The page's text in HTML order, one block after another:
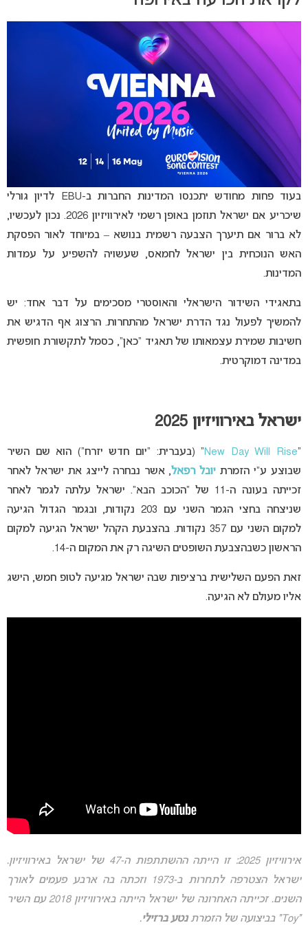
בעוד פחות מחודש יתכנסו המדינות החברות ב-EBU לדיון גורלי
שיכריע אם ישראל תוזמן באופן רשמי לאירוויזיון 2026. נכון לעכשיו,
לא ברור אם תיערך הצבעה רשמית בנושא – במיוחד לאור הפסקת
האש הנוכחית בין ישראל לחמאס, שעשויה להשפיע על עמדות
המדינות.
בתאגידי השידור הישראלי והאוסטרי מסכימים על דבר אחד: יש
להמשיך לפעול נגד הדרת ישראל מהתחרות. הרצוג אף הדגיש את
חשיבות שמירת עצמאותו של תאגיד “כאן”, כסמל לתקשורת חופשית
במדינה דמוקרטית.
ישראל באירוויזיון 2025
“
New Day Will Rise” (בעברית: “יום חדש יזרח”) הוא שם השיר
שבוצע ע”י הזמרת יובל רפאל, אשר נבחרה לייצג את ישראל לאחר
זכייתה בעונה ה-11 של “הכוכב הבא”. ישראל עלתה לגמר לאחר
שניצחה בחצי הגמר השני עם 203 נקודות, ובגמר הגדול הגיעה
למקום השני עם 357 נקודות. בהצבעת הקהל ישראל הגיעה למקום
הראשון כשבהצבעת השופטים השיגה רק את המקום ה-14.
זאת הפעם השלישית ברציפות שבה ישראל מגיעה לטופ חמש, הישג
אליו מעולם לא הגיעה.
אירוויזיון 2025: זו הייתה ההשתתפות ה-47 של ישראל באירוויזיון.
ישראל הצטרפה לתחרות ב-1973 וזכתה בה ארבע פעמים לאורך
השנים. זכייתה האחרונה של ישראל הייתה באירוויזיון 2018 עם השיר
“Toy” בביצועה של הזמרת
נטע ברזילי.